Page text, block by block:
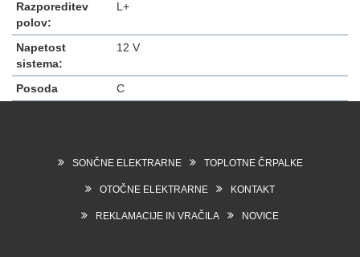
Razporeditev
polov:
L+
Napetost
sistema:
12 V
Posoda C
SONČNE ELEKTRARNE TOPLOTNE ČRPALKE
OTOČNE ELEKTRARNE KONTAKT
REKLAMACIJE IN VRAČILA NOVICE